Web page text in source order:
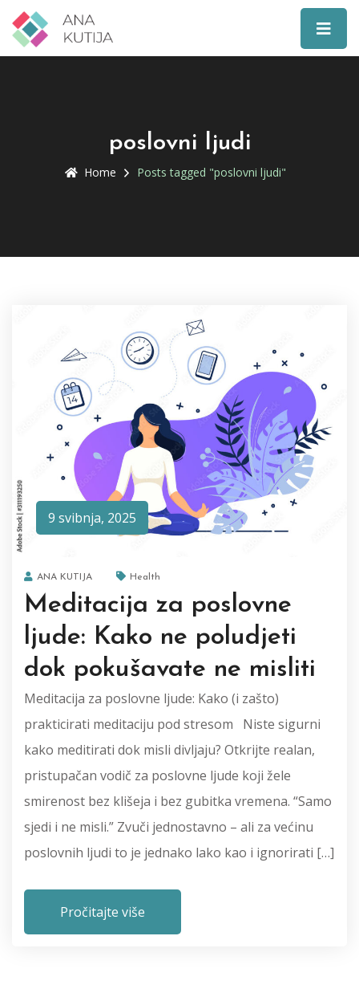
poslovni ljudi
Home Posts tagged "poslovni ljudi"
9 svibnja, 2025
ANA KUTIJA Health
Meditacija za poslovne
ljude: Kako ne poludjeti
dok pokušavate ne misliti
Meditacija za poslovne ljude: Kako (i zašto)
prakticirati meditaciju pod stresom Niste sigurni
kako meditirati dok misli divljaju? Otkrijte realan,
pristupačan vodič za poslovne ljude koji žele
smirenost bez klišeja i bez gubitka vremena. “Samo
sjedi i ne misli.” Zvuči jednostavno – ali za većinu
poslovnih ljudi to je jednako lako kao i ignorirati […]
Pročitajte više